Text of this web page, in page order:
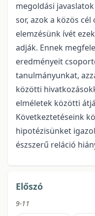
megoldási
sor, azok a közös
elemzésünk ívét
adják. Ennek
eredményeit
tanulmányunkat,
közötti
elméletek közötti
Következtetéseink
hipotézisünket
észszerű reláció
Előszó
9-11